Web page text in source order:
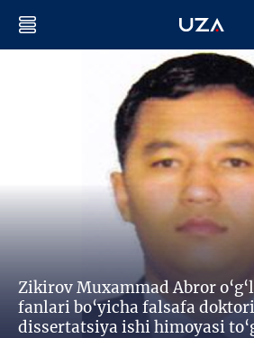
Zikirov Muxammad Abror
fanlari bo‘yicha falsafa
dissertatsiya ishi himoyasi